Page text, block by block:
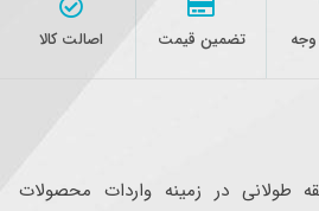
تضمین قیمت اصالت کالا
طولانی در زمینه واردات محصولات